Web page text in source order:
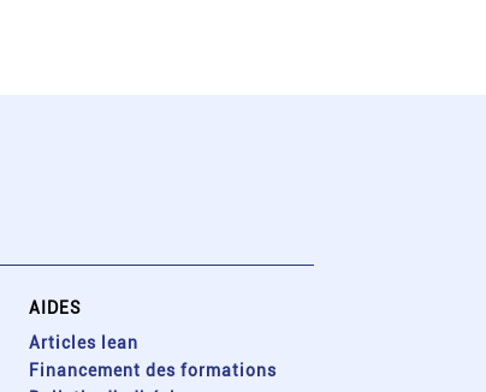
AIDES
Articles lean
Financement des formations